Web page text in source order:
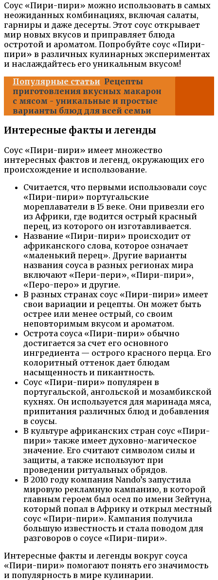
Соус «Пири-пири» можно использовать в самых
неожиданных комбинациях, включая салаты,
гарниры и даже десерты. Этот соус открывает
мир новых вкусов и приправляет блюда
остротой и ароматом. Попробуйте соус «Пири-
пири» в различных кулинарных экспериментах
и наслаждайтесь его уникальным вкусом!
Популярные статьи Рецепты
приготовления вкусных макарон
с мясом - уникальные и простые
варианты блюд для всей семьи
Интересные факты и легенды
Соус «Пири-пири» имеет множество
интересных фактов и легенд, окружающих его
происхождение и использование.
Считается, что первыми использовали соус
«Пири-пири» португальские
мореплаватели в 15 веке. Они привезли его
из Африки, где водится острый красный
перец, из которого он изготавливается.
Название «Пири-пири» происходит от
африканского слова, которое означает
«маленький перец». Другие варианты
названия соуса в разных регионах мира
включают «Пери-пери», «Пири-пири»,
«Перо-перо» и другие.
В разных странах соус «Пири-пири» имеет
свои вариации и рецепты. Он может быть
острее или менее острый, со своим
неповторимым вкусом и ароматом.
Острота соуса «Пири-пири» обычно
достигается за счет его основного
ингредиента — острого красного перца. Его
колоритный оттенок дает блюдам
насыщенность и пикантность.
Соус «Пири-пири» популярен в
португальской, ангольской и мозамбикской
кухнях. Он используется для маринада мяса,
припитания различных блюд и добавления
в соусы.
В культуре африканских стран соус «Пири-
пири» также имеет духовно-магическое
значение. Его считают символом силы и
защиты, а также используют при
проведении ритуальных обрядов.
В 2010 году компания Nando’s запустила
мировую рекламную кампанию, в которой
главным героем был осел по имени Зейтуна,
который попал в Африку и открыл местный
соус «Пири-пири». Кампания получила
большую известность и стала поводом для
разговоров о соусе «Пири-пири».
Интересные факты и легенды вокруг соуса
«Пири-пири» помогают понять его значимость
и популярность в мире кулинарии.